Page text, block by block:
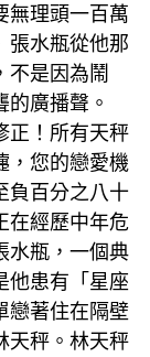
無理頭一百萬
張水瓶從他那
不是因為鬧
廣播聲。
正！所有天秤
，您的戀愛機
負百分之八十
在經歷中年危
水瓶，一個典
他患有「星座
戀著住在隔壁
天秤。林天秤